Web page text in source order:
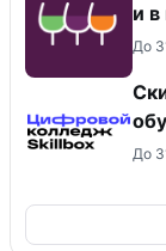
и
До
До